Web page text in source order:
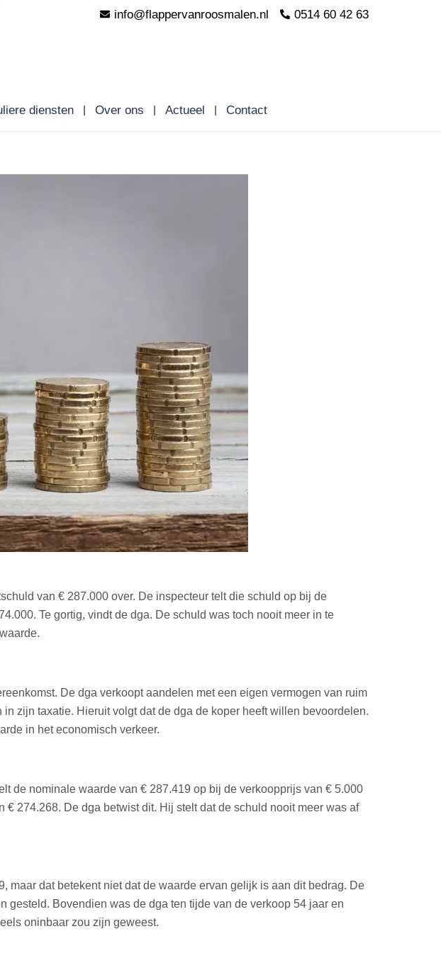
info@flappervanroosmalen.nl 0514 60 42 63
diensten Over ons Actueel Contact
van € 287.000 over. De inspecteur telt die schuld op bij de
Te gortig, vindt de dga. De schuld was toch nooit meer in te
De dga verkoopt aandelen met een eigen vermogen van ruim
zijn taxatie. Hieruit volgt dat de dga de koper heeft willen bevoordelen.
in het economisch verkeer.
de nominale waarde van € 287.419 op bij de verkoopprijs van € 5.000
274.268. De dga betwist dit. Hij stelt dat de schuld nooit meer was af
dat betekent niet dat de waarde ervan gelijk is aan dit bedrag. De
Bovendien was de dga ten tijde van de verkoop 54 jaar en
oninbaar zou zijn geweest.